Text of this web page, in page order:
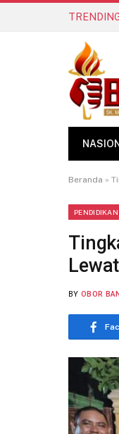
Beranda »
PENDIDIKAN
BY OBOR